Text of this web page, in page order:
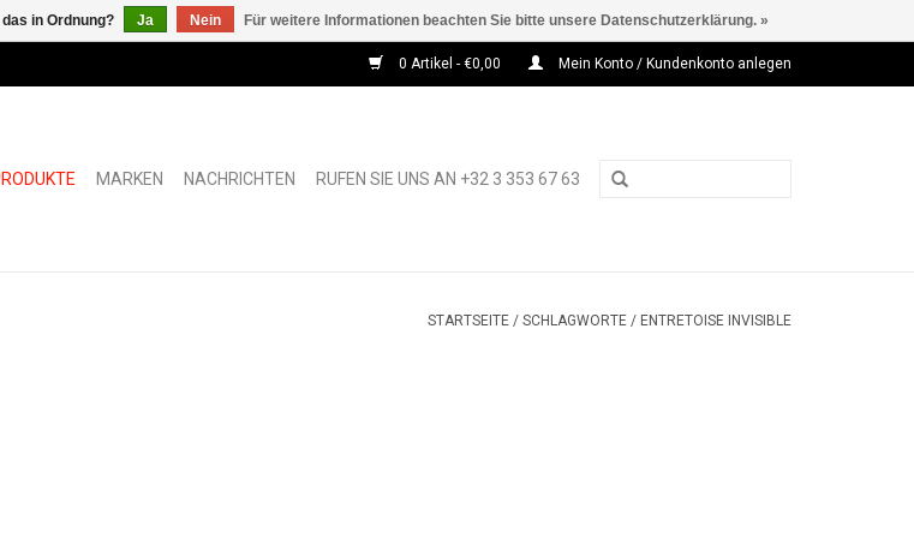
0 Artikel - €0,00 Mein Konto / Kundenkonto anlegen
MARKEN NACHRICHTEN RUFEN SIE UNS AN +32 3 353 67 63
STARTSEITE / SCHLAGWORTE / ENTRETOISE INVISIBLE
in Ordnung? Ja Nein Für weitere Informationen beachten Sie bitte unsere Datenschutzerklärung. »